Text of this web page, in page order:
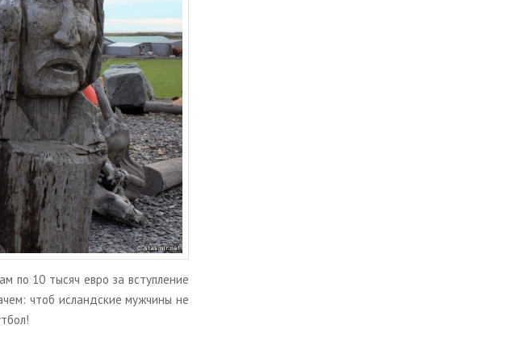
по 10 тысяч евро за вступ­ле­ние
чтоб ис­ланд­ские муж­чи­ны не